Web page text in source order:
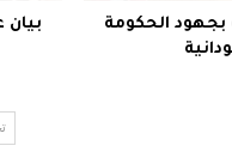
بجهود الحكومة